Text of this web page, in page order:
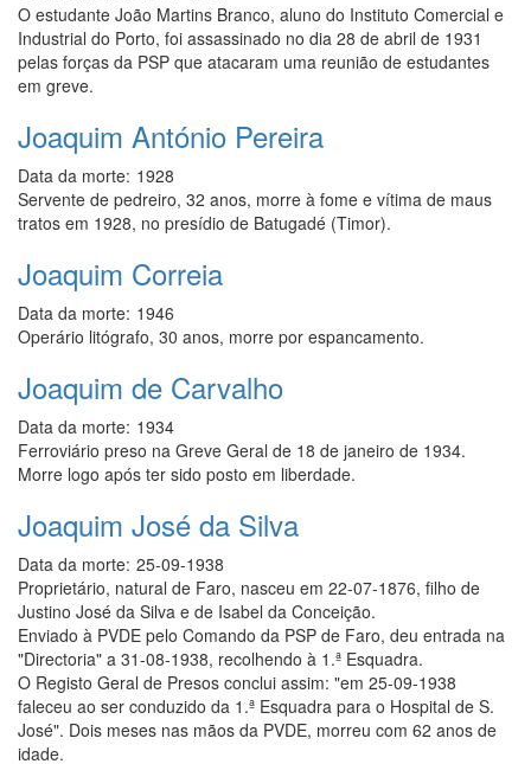
O estudante João Martins Branco, aluno do Instituto Comercial e
Industrial do Porto, foi assassinado no dia 28 de abril de 1931
pelas forças da PSP que atacaram uma reunião de estudantes
em greve.
Joaquim António Pereira
Data da morte: 1928
Servente de pedreiro, 32 anos, morre à fome e vítima de maus
tratos em 1928, no presídio de Batugadé (Timor).
Joaquim Correia
Data da morte: 1946
Operário litógrafo, 30 anos, morre por espancamento.
Joaquim de Carvalho
Data da morte: 1934
Ferroviário preso na Greve Geral de 18 de janeiro de 1934.
Morre logo após ter sido posto em liberdade.
Joaquim José da Silva
Data da morte: 25-09-1938
Proprietário, natural de Faro, nasceu em 22-07-1876, filho de
Justino José da Silva e de Isabel da Conceição.
Enviado à PVDE pelo Comando da PSP de Faro, deu entrada na
"Directoria" a 31-08-1938, recolhendo à 1.ª Esquadra.
O Registo Geral de Presos conclui assim: "em 25-09-1938
faleceu ao ser conduzido da 1.ª Esquadra para o Hospital de S.
José". Dois meses nas mãos da PVDE, morreu com 62 anos de
idade.